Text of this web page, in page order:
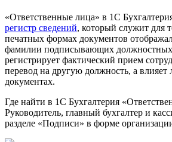
«Ответственные лица» в 1С
регистр сведений, который служит для
печатных формах документов
фамилии подписывающих
регистрирует фактический прием
перевод на другую должность, а
документах.
Где найти в 1С Бухгалтерия
Руководитель, главный бухгалтер и
разделе «Подписи» в форме